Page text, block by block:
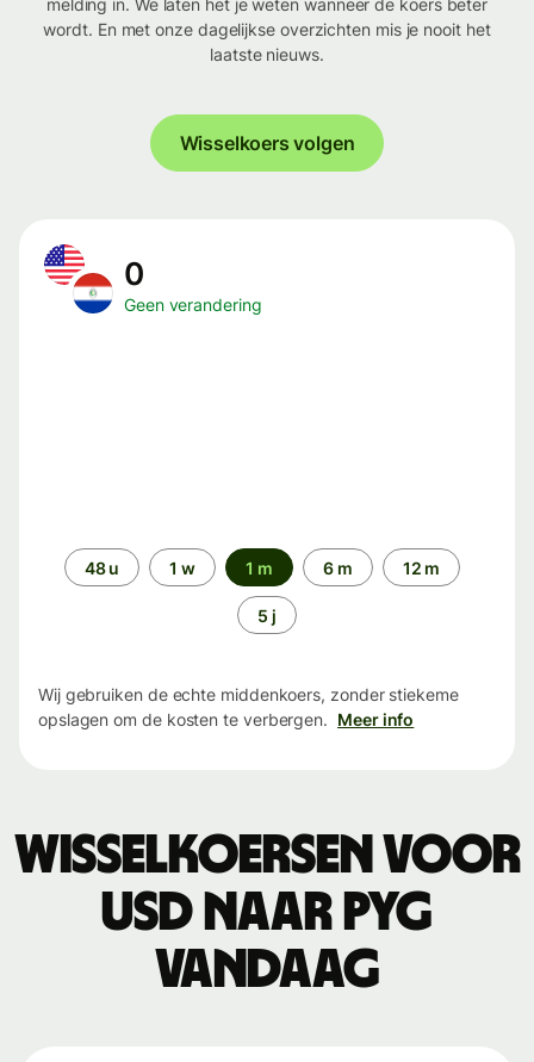
melding in. We laten het je weten wanneer de koers beter
wordt. En met onze dagelijkse overzichten mis je nooit het
laatste nieuws.
Wisselkoers volgen
0
Geen verandering
Periode48 u 1 w 1 m 6 m 12 m
5 j
Wij gebruiken de echte middenkoers, zonder stiekeme
opslagen om de kosten te verbergen. Meer info
Wisselkoersen voor
USD naar PYG
vandaag